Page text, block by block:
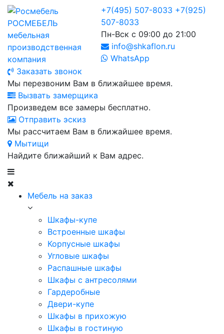
РОСМЕБЕЛЬ
мебельная
производственная
компания
+7(495) 507-8033 +7(925)
507-8033
Пн-Вск с 09:00 до 21:00
info@shkaflon.ru
WhatsApp
Заказать звонок
Мы перезвоним Вам в ближайшее время.
Вызвать замерщика
Произведем все замеры бесплатно.
Отправить эскиз
Мы рассчитаем Вам в ближайшее время.
Мытищи
Найдите ближайший к Вам адрес.
Мебель на заказ
Шкафы-купе
Встроенные шкафы
Корпусные шкафы
Угловые шкафы
Распашные шкафы
Шкафы с антресолями
Гардеробные
Двери-купе
Шкафы в прихожую
Шкафы в гостиную